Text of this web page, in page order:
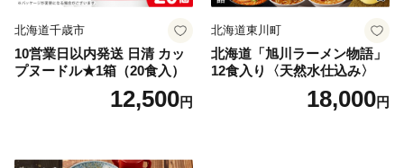
北海道千歳市
10営業日以内発送 日清 カッ
プヌードル★1箱（20食入）
12,500円
北海道東川町
北海道「旭川ラーメン物語」
12食入り〈天然水仕込み〉
18,000円